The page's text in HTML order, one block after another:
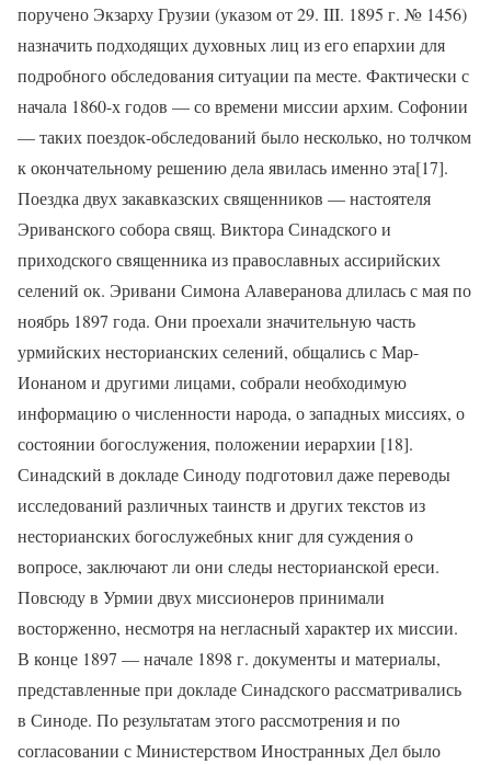
поручено Экзарху Грузии (указом от 29. III. 1895 г. № 1456)
назначить подходящих духовных лиц из его епархии для
подробного обследования ситуации па месте. Фактически с
начала 1860-х годов — со времени миссии архим. Софонии
— таких поездок-обследований было несколько, но толчком
к окончательному решению дела явилась именно эта[17].
Поездка двух закавказских священников — настоятеля
Эриванского собора свящ. Виктора Синадского и
приходского священника из православных ассирийских
селений ок. Эривани Симона Алаверанова длилась с мая по
ноябрь 1897 года. Они проехали значительную часть
урмийских несторианских селений, общались с Мар-
Ионаном и другими лицами, собрали необходимую
информацию о численности народа, о западных миссиях, о
состоянии богослужения, положении иерархии [18].
Синадский в докладе Синоду подготовил даже переводы
исследований различных таинств и других текстов из
несторианских богослужебных книг для суждения о
вопросе, заключают ли они следы несторианской ереси.
Повсюду в Урмии двух миссионеров принимали
восторженно, несмотря на негласный характер их миссии.
В конце 1897 — начале 1898 г. документы и материалы,
представленные при докладе Синадского рассматривались
в Синоде. По результатам этого рассмотрения и по
согласовании с Министерством Иностранных Дел было